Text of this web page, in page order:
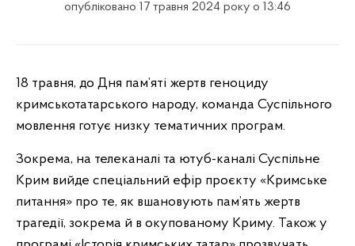
опубліковано 17 травня 2024 року о 13:46
18 травня, до Дня пам’яті жертв геноциду
кримськотатарського народу, команда Суспільного
мовлення готує низку тематичних програм.
Зокрема, на телеканалі та ютуб-каналі Суспільне
Крим вийде спеціальний ефір проєкту «Кримське
питання» про те, як вшановують пам’ять жертв
трагедії, зокрема й в окупованому Криму. Також у